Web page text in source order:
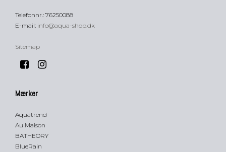
Telefonnr. : 76250088
E-mail: info@aqua-shop.dk
Sitemap
Mærker
Aquatrend
Au Maison
BATHEORY
BlueRain